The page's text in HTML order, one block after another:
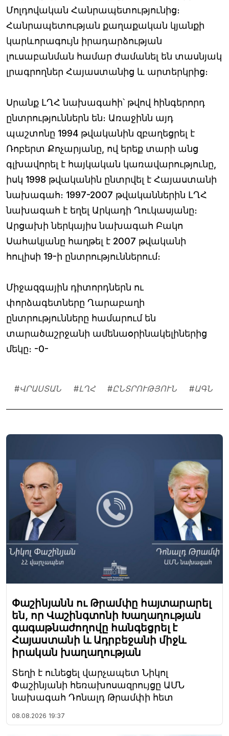
Մոլդովական Հանրապետությունից։
Հանրապետության քաղաքական կյանքի
կարևորագույն իրադարձության
լուսաբանման համար ժամանել են տասնյակ
լրագրողներ Հայաստանից և արտերկրից։
Սրանք ԼՂՀ նախագահի՝ թվով հինգերորդ
ընտրություններն են։ Առաջինն այդ
պաշտոնը 1994 թվականին զբաղեցրել է
Ռոբերտ Քոչարյանը, ով երեք տարի անց
գլխավորել է հայկական կառավարությունը,
իսկ 1998 թվականին ընտրվել է Հայաստանի
նախագահ։ 1997-2007 թվականներին ԼՂՀ
նախագահ է եղել Արկադի Ղուկասյանը։
Արցախի ներկայիս նախագահ Բակո
Սահակյանը հաղթել է 2007 թվականի
հուլիսի 19-ի ընտրություններում։
Միջազգային դիտորդներն ու
փորձագետները Ղարաբաղի
ընտրությունները համարում են
տարածաշրջանի ամենաօրինակելիներից
մեկը։ -0-
#ՎՐԱՍՏԱՆ #ԼՂՀ #ԸՆՏՐՈՒԹՅՈՒՆ #ԱԳՆ
Փաշինյանն ու Թրամփը հայտարարել
են, որ Վաշինգտոնի Խաղաղության
գագաթնաժողովը հանգեցրել է
Հայաստանի և Ադրբեջանի միջև
իրական խաղաղության
Տեղի է ունեցել վարչապետ Նիկոլ
Փաշինյանի հեռախոսազրույցը ԱՄՆ
նախագահ Դոնալդ Թրամփի հետ
08.08.2026 19:37